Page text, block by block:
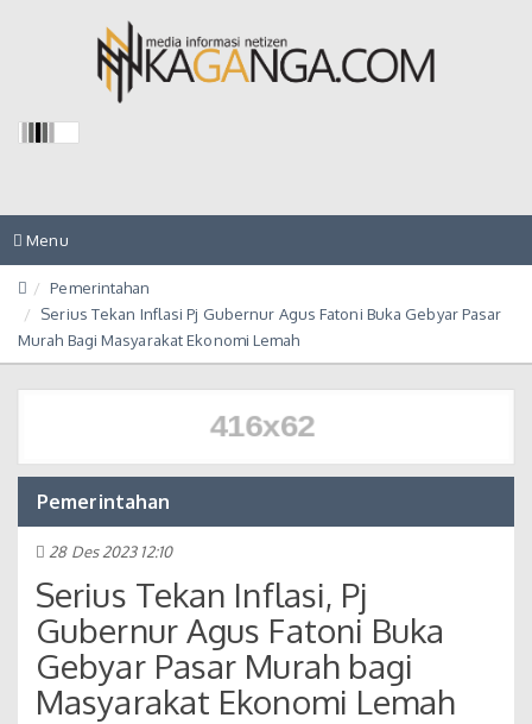
Toggle
navigation
Menu
Pemerintahan
Serius Tekan Inflasi Pj Gubernur Agus Fatoni Buka Gebyar Pasar
Murah Bagi Masyarakat Ekonomi Lemah
Pemerintahan
28 Des 2023 12:10
Serius Tekan Inflasi, Pj
Gubernur Agus Fatoni Buka
Gebyar Pasar Murah bagi
Masyarakat Ekonomi Lemah